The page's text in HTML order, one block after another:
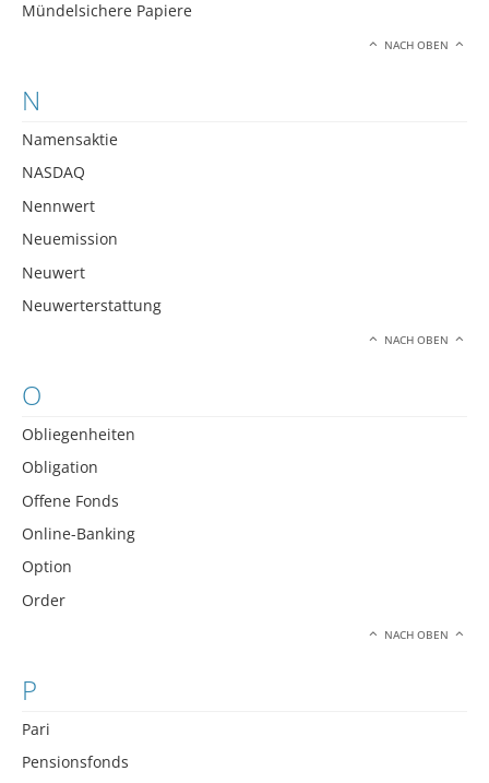
Mündelsichere Papiere
NACH OBEN
N
Namensaktie
NASDAQ
Nennwert
Neuemission
Neuwert
Neuwerterstattung
NACH OBEN
O
Obliegenheiten
Obligation
Offene Fonds
Online-Banking
Option
Order
NACH OBEN
P
Pari
Pensionsfonds